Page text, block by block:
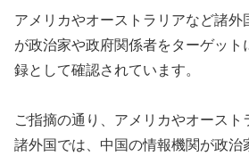
アメリカやオーストラリアなど諸外
が政治家や政府関係者をターゲット
録として確認されています。
ご指摘の通り、アメリカやオースト
諸外国では、中国の情報機関が政治